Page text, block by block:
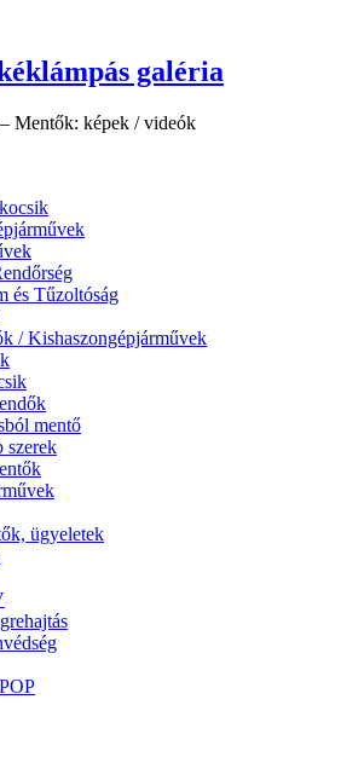
galéria
Mentők: képek / videók
és Tűzoltóság
/ Kishaszongépjárművek
mentő
szerek
ügyeletek